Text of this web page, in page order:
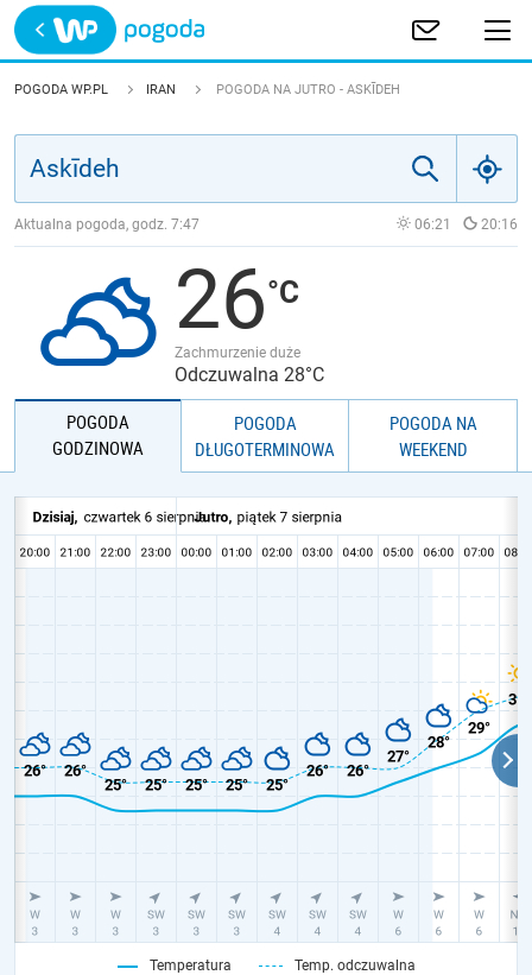
Trwa ładowanie
POLSKA
POGODA WP.PL IRAN POGODA NA JUTRO - ASKĪDEH
Aktualna pogoda, godz. 7:47 06:21 20:16
26
Zachmurzenie duże
Odczuwalna 28°C
POGODA
GODZINOWA
POGODA
DŁUGOTERMINOWA
POGODA NA
WEEKEND
Temperatura Temp. odczuwalna